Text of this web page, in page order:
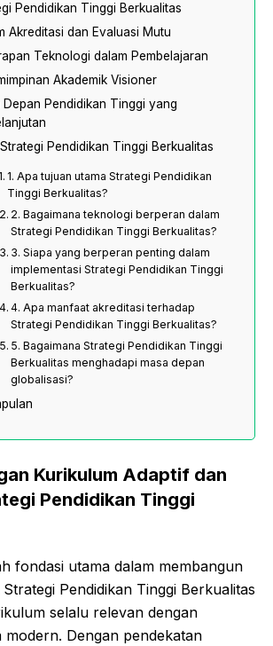
Pendidikan Tinggi Berkualitas
Akreditasi dan Evaluasi Mutu
Teknologi dalam Pembelajaran
Akademik Visioner
Depan Pendidikan Tinggi yang
Strategi Pendidikan Tinggi Berkualitas
1. Apa tujuan utama Strategi Pendidikan
Tinggi Berkualitas?
2. Bagaimana teknologi berperan dalam
Strategi Pendidikan Tinggi Berkualitas?
3. Siapa yang berperan penting dalam
implementasi Strategi Pendidikan Tinggi
Berkualitas?
4. Apa manfaat akreditasi terhadap
Strategi Pendidikan Tinggi Berkualitas?
5. Bagaimana Strategi Pendidikan Tinggi
Berkualitas menghadapi masa depan
globalisasi?
Kurikulum Adaptif dan
Pendidikan Tinggi
fondasi utama dalam membangun
Pendidikan Tinggi Berkualitas
selalu relevan dengan
modern. Dengan pendekatan